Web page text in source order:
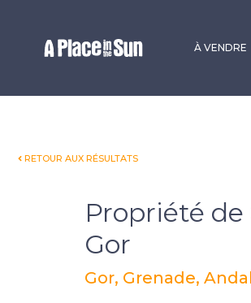
À VENDRE
RETOUR AUX RÉSULTATS
Propriété
Gor
Gor, Grenade,